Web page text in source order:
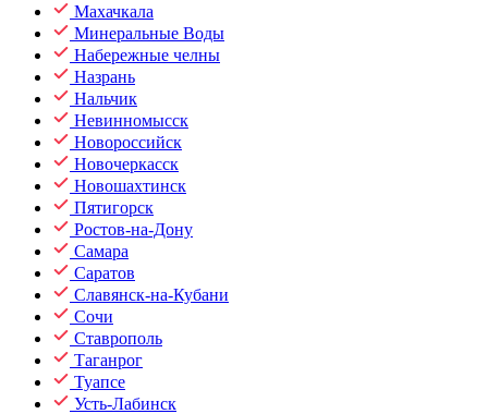
Махачкала
Минеральные Воды
Набережные челны
Назрань
Нальчик
Невинномысск
Новороссийск
Новочеркасск
Новошахтинск
Пятигорск
Ростов-на-Дону
Самара
Саратов
Славянск-на-Кубани
Сочи
Ставрополь
Таганрог
Туапсе
Усть-Лабинск